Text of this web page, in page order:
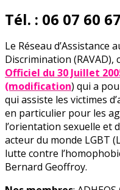
Tél. : 06 07 60
Le Réseau d’Assistance
Discrimination (RAVAD),
Officiel du 30 Juillet
(modification) qui a
qui assiste les victimes
en particulier pour les
l’orientation sexuelle et
acteur du monde LGBT
lutte contre
Bernard Geoffroy.